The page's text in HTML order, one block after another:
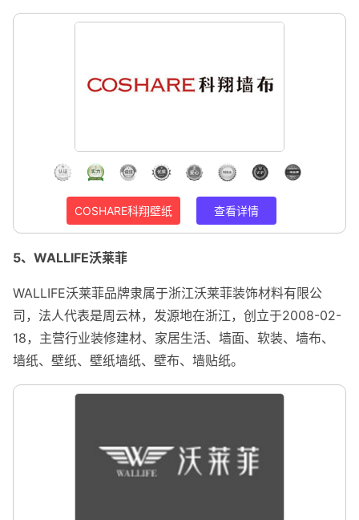
COSHARE科翔壁纸 查看详情
5、WALLIFE沃莱菲
WALLIFE沃莱菲品牌隶属于浙江沃莱菲装饰材料有限公
司，法人代表是周云林，发源地在浙江，创立于2008-02-
18，主营行业装修建材、家居生活、墙面、软装、墙布、
墙纸、壁纸、壁纸墙纸、壁布、墙贴纸。